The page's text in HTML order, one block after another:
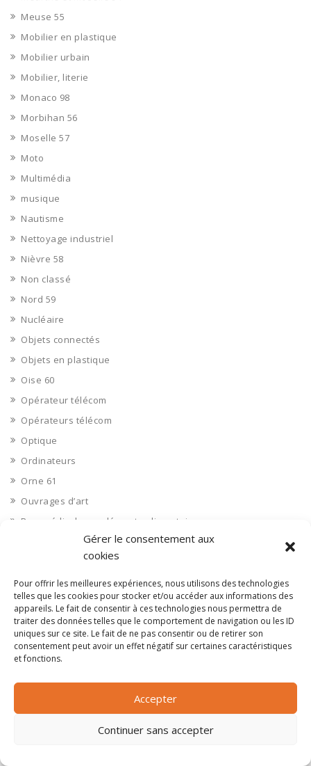
Gérer le consentement aux
cookies
Pour offrir les meilleures expériences, nous utilisons des technologies
telles que les cookies pour stocker et/ou accéder aux informations des
appareils. Le fait de consentir à ces technologies nous permettra de
traiter des données telles que le comportement de navigation ou les ID
uniques sur ce site. Le fait de ne pas consentir ou de retirer son
consentement peut avoir un effet négatif sur certaines caractéristiques
et fonctions.
Accepter
Continuer sans accepter
Meuse 55
Mobilier en plastique
Mobilier urbain
Mobilier, literie
Monaco 98
Morbihan 56
Moselle 57
Moto
Multimédia
musique
Nautisme
Nettoyage industriel
Nièvre 58
Non classé
Nord 59
Nucléaire
Objets connectés
Objets en plastique
Oise 60
Opérateur télécom
Opérateurs télécom
Optique
Ordinateurs
Orne 61
Ouvrages d’art
Paramédical, compléments alimentaires
Pas de Calais 62
Pêche
Petite distribution
Pétrole
Pharmaceutique, médicaments
Pharmacie et vente d'articles médicaux
Photos